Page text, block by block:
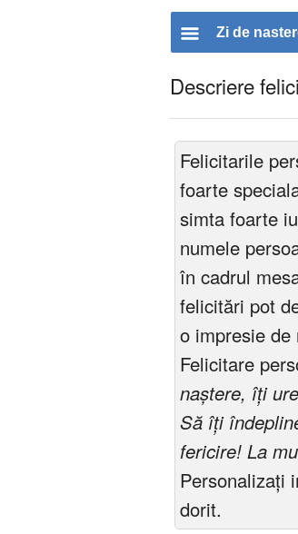
Zi de
Descriere
Felicitarile
foarte
simta foarte
numele
în cadrul
felicitări pot
o impresie
Felicitare
naștere, îți
Să îți
fericire! La
Personalizați
dorit.